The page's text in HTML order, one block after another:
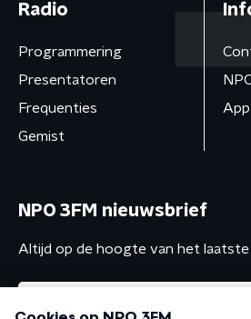
Radio
Programmering
Presentatoren
Frequenties
Gemist
NPO 3FM nieuwsbrief
Altijd op de hoogte van het laatste